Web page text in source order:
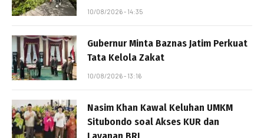
10/08/2026 - 14:35
Gubernur Minta Baznas Jatim Perkuat
Tata Kelola Zakat
10/08/2026 - 13:16
Nasim Khan Kawal Keluhan UMKM
Situbondo soal Akses KUR dan